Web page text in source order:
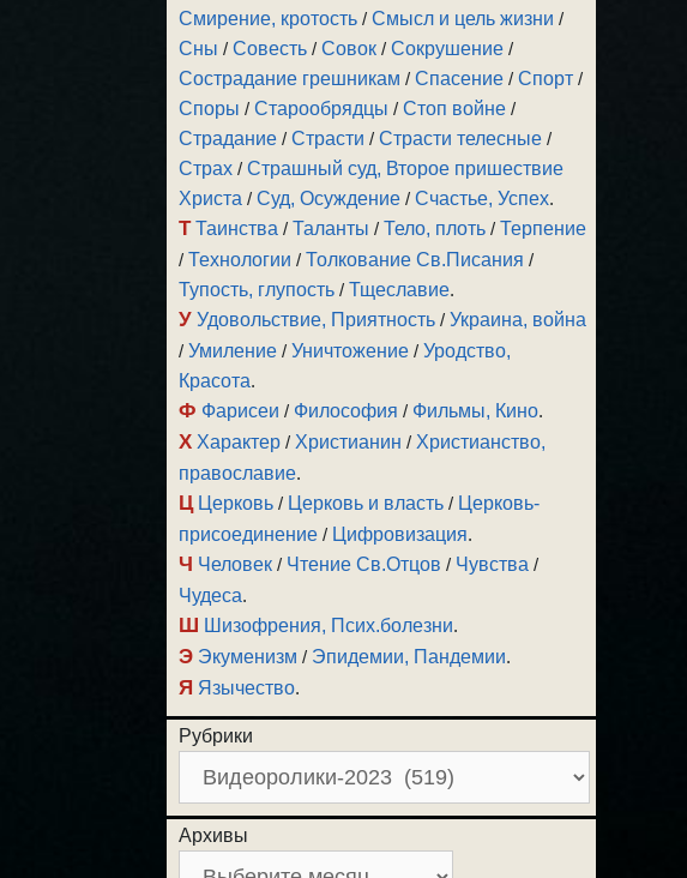
Смирение, кротость /Смысл и цель жизни /
Сны /Совесть /Совок /Сокрушение /
Сострадание грешникам /Спасение /Спорт /
Споры /Старообрядцы /Стоп войне /
Страдание /Страсти /Страсти телесные /
Страх /Страшный суд, Второе пришествие
Христа /Суд, Осуждение /Счастье, Успех.
Т Таинства /Таланты /Тело, плоть /Терпение
/Технологии /Толкование Св.Писания /
Тупость, глупость /Тщеславие.
У Удовольствие, Приятность /Украина, война
/Умиление /Уничтожение /Уродство,
Красота.
Ф Фарисеи / Философия / Фильмы, Кино.
Х Характер / Христианин / Христианство,
православие.
Ц Церковь / Церковь и власть / Церковь-
присоединение / Цифровизация.
Ч Человек / Чтение Св.Отцов / Чувства /
Чудеса.
Ш Шизофрения, Псих.болезни.
Э Экуменизм / Эпидемии, Пандемии.
Я Язычество.
Рубрики
Архивы